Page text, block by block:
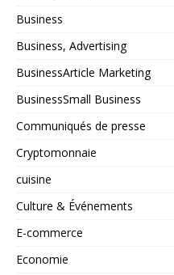
Business
Business, Advertising
BusinessArticle Marketing
BusinessSmall Business
Communiqués de presse
Cryptomonnaie
cuisine
Culture & Événements
E-commerce
Economie